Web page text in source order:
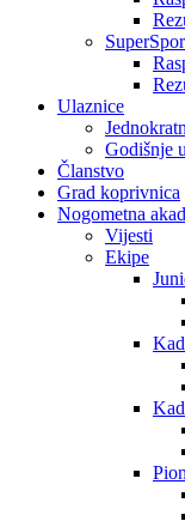
Ulaznice
Godišnje
Članstvo
Grad koprivnica
Nogometna
Vijesti
Ekipe